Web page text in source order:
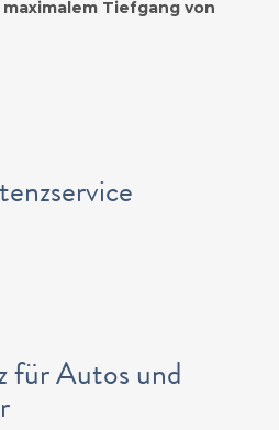
maximalem Tiefgang von
für Autos und